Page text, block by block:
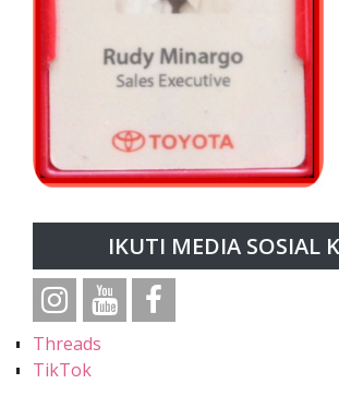
IKUTI MEDIA SOSIAL
Threads
TikTok